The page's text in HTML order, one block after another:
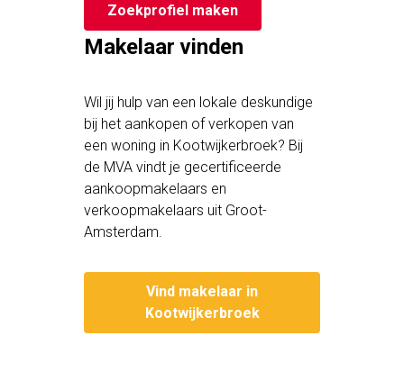
Zoekprofiel maken
Makelaar vinden
Wil jij hulp van een lokale deskundige
bij het aankopen of verkopen van
een woning in Kootwijkerbroek? Bij
de MVA vindt je gecertificeerde
aankoopmakelaars en
verkoopmakelaars uit Groot-
Amsterdam.
Vind makelaar in
Kootwijkerbroek